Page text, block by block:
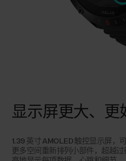
显示屏更大、更
1.39 英寸 AMOLED 触控显示屏，
更多空间重新排列小部件，超越